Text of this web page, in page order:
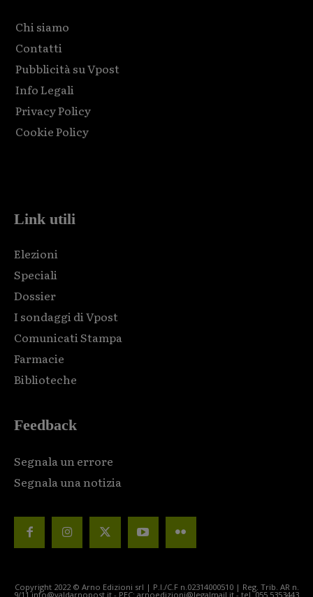
Chi siamo
Contatti
Pubblicità su Vpost
Info Legali
Privacy Policy
Cookie Policy
Link utili
Elezioni
Speciali
Dossier
I sondaggi di Vpost
Comunicati Stampa
Farmacie
Biblioteche
Feedback
Segnala un errore
Segnala una notizia
Copyright 2022 © Arno Edizioni srl | P.I./C.F n.02314000510 | Reg. Trib. AR n.
9/11 info@valdarnopost.it - PEC: arnoedizioni@legalmail.it - tel. 055.5353443